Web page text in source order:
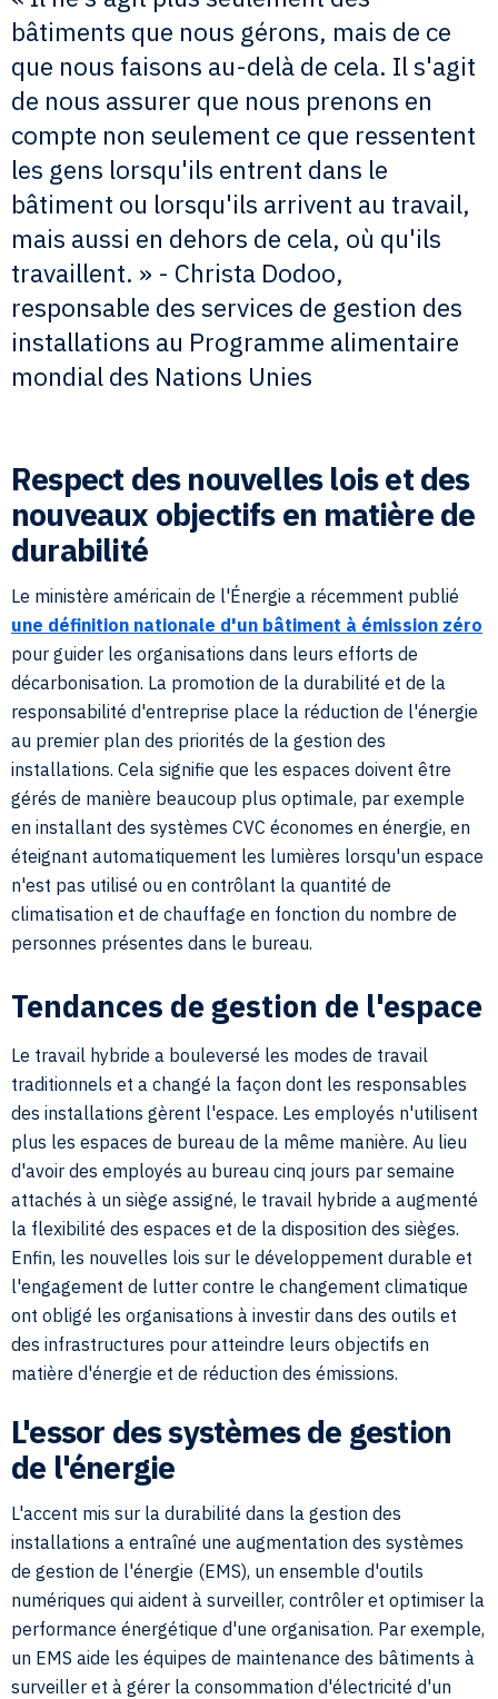
bâtiments que nous gérons, mais de ce
que nous faisons au-delà de cela. Il s'agit
de nous assurer que nous prenons en
compte non seulement ce que ressentent
les gens lorsqu'ils entrent dans le
bâtiment ou lorsqu'ils arrivent au travail,
mais aussi en dehors de cela, où qu'ils
travaillent. » - Christa Dodoo,
responsable des services de gestion des
installations au Programme alimentaire
mondial des Nations Unies
Respect des nouvelles lois et des
nouveaux objectifs en matière de
durabilité
Le ministère américain de l'Énergie a récemment publié
une définition nationale d'un bâtiment à émission zéro
pour guider les organisations dans leurs efforts de
décarbonisation. La promotion de la durabilité et de la
responsabilité d'entreprise place la réduction de l'énergie
au premier plan des priorités de la gestion des
installations. Cela signifie que les espaces doivent être
gérés de manière beaucoup plus optimale, par exemple
en installant des systèmes CVC économes en énergie, en
éteignant automatiquement les lumières lorsqu'un espace
n'est pas utilisé ou en contrôlant la quantité de
climatisation et de chauffage en fonction du nombre de
personnes présentes dans le bureau.
Tendances de gestion de l'espace
Le travail hybride a bouleversé les modes de travail
traditionnels et a changé la façon dont les responsables
des installations gèrent l'espace. Les employés n'utilisent
plus les espaces de bureau de la même manière. Au lieu
d'avoir des employés au bureau cinq jours par semaine
attachés à un siège assigné, le travail hybride a augmenté
la flexibilité des espaces et de la disposition des sièges.
Enfin, les nouvelles lois sur le développement durable et
l'engagement de lutter contre le changement climatique
ont obligé les organisations à investir dans des outils et
des infrastructures pour atteindre leurs objectifs en
matière d'énergie et de réduction des émissions.
L'essor des systèmes de gestion
de l'énergie
L'accent mis sur la durabilité dans la gestion des
installations a entraîné une augmentation des systèmes
de gestion de l'énergie (EMS), un ensemble d'outils
numériques qui aident à surveiller, contrôler et optimiser la
performance énergétique d'une organisation. Par exemple,
un EMS aide les équipes de maintenance des bâtiments à
surveiller et à gérer la consommation d'électricité d'un